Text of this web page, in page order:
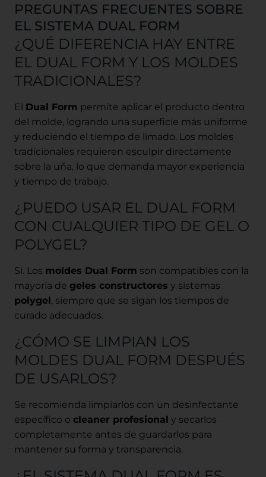
PREGUNTAS FRECUENTES SOBRE
EL SISTEMA DUAL FORM
¿QUÉ DIFERENCIA HAY ENTRE
EL DUAL FORM Y LOS MOLDES
TRADICIONALES?
El Dual Form permite aplicar el producto dentro
del molde, logrando una superficie más uniforme
y reduciendo el tiempo de limado. Los moldes
tradicionales requieren esculpir directamente
sobre la uña, lo que demanda mayor experiencia
y tiempo de trabajo.
¿PUEDO USAR EL DUAL FORM
CON CUALQUIER TIPO DE GEL O
POLYGEL?
Sí. Los moldes Dual Form son compatibles con la
mayoría de geles constructores y sistemas
polygel, siempre que se sigan los tiempos de
curado adecuados.
¿CÓMO SE LIMPIAN LOS
MOLDES DUAL FORM DESPUÉS
DE USARLOS?
Se recomienda limpiarlos con un desinfectante
específico o cleaner profesional y secarlos
completamente antes de guardarlos para
mantener su forma y transparencia.